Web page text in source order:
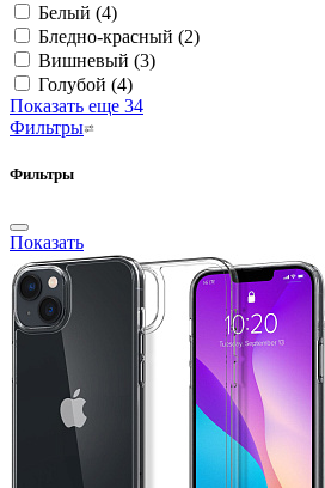
Белый (4)
Бледно-красный (2)
Вишневый (3)
Голубой (4)
Показать еще 34
Фильтры
Фильтры
Показать